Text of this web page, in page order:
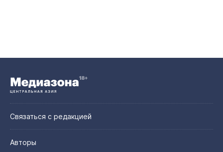
Связаться с редакцией
Авторы